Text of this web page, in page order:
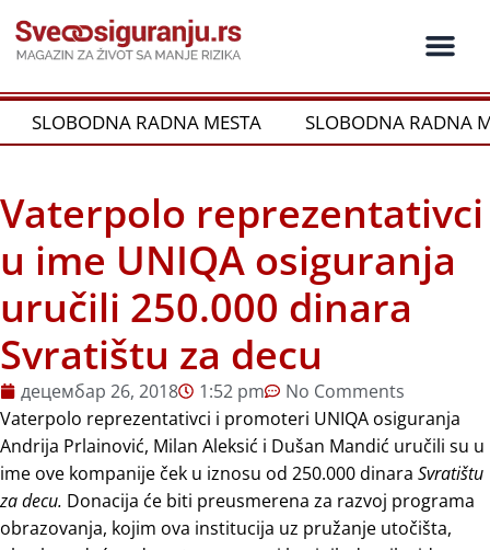
на
садржај
SLOBODNA RADNA MESTA SLOBODNA RADNA
Vaterpolo reprezentativci
u ime UNIQA osiguranja
uručili 250.000 dinara
Svratištu za decu
децембар 26, 2018 1:52 pm
No Comments
Vaterpolo reprezentativci i promoteri UNIQA osiguranja
Andrija Prlainović, Milan Aleksić i Dušan Mandić uručili su u
ime ove kompanije ček u iznosu od 250.000 dinara Svratištu
za decu. Donacija će biti preusmerena za razvoj programa
obrazovanja, kojim ova institucija uz pružanje utočišta,